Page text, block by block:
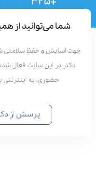
شما می‌توانید از همین
آسایش و حفظ سلامتی شما
دکتر در این سایت فعال شده
حضوری، به اینترنتی
پرسش از دکتر